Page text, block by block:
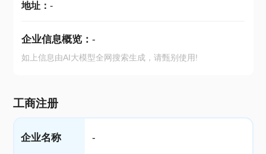
地址： -
企业信息概览： -
如上信息由AI大模型全网搜索生成，请甄别使用!
工商注册
企业名称 -